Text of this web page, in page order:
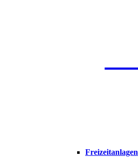
Freizeitanlagen